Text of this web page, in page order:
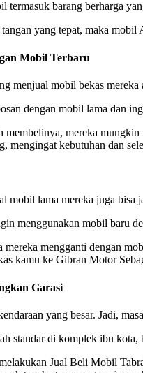
termasuk barang berharga
yang tepat, maka
Mobil Terbaru
menjual mobil bekas
dengan mobil lama dan
membelinya, mereka
mengingat kebutuhan dan
mobil lama mereka juga bisa
menggunakan mobil baru
mereka mengganti dengan
kamu ke Gibran Motor
Garasi
yang besar. Jadi,
standar di komplek ibu kota,
Jual Beli Mobil